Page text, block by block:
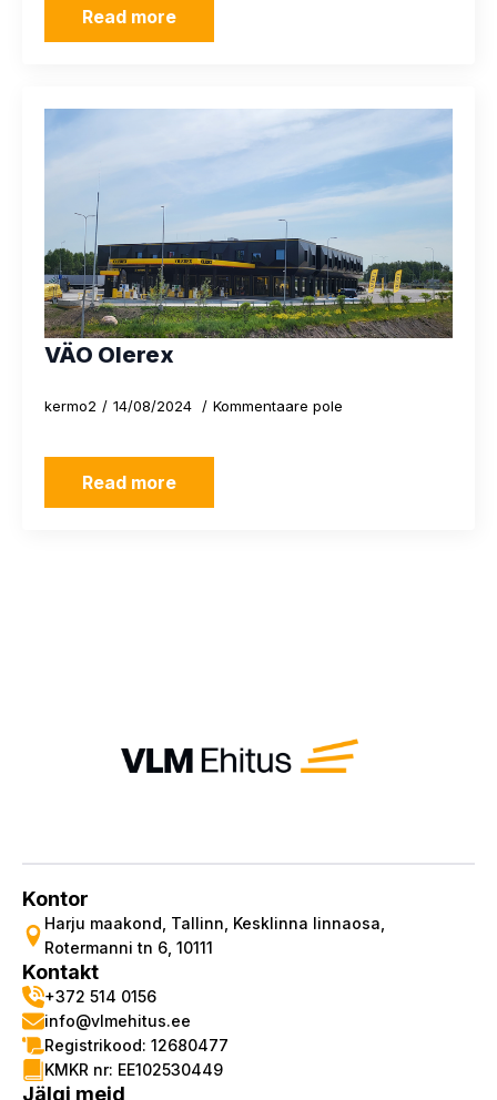
Read more
VÄO Olerex
kermo2 14/08/2024 Kommentaare pole
Read more
Kontor
Harju maakond, Tallinn, Kesklinna linnaosa,
Rotermanni tn 6, 10111
Kontakt
+372 514 0156
info@vlmehitus.ee
Registrikood: 12680477
KMKR nr: EE102530449
Jälgi meid